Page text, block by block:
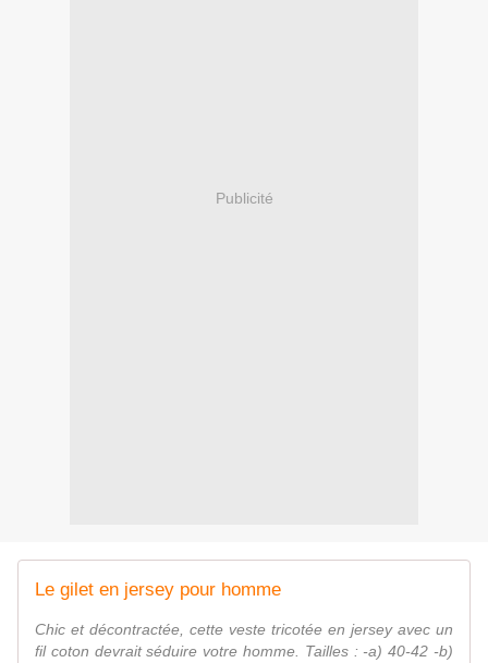
Publicité
Le gilet en jersey pour homme
Chic et décontractée, cette veste tricotée en jersey avec un
fil coton devrait séduire votre homme. Tailles : -a) 40-42 -b)